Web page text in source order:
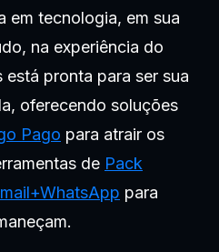
em tecnologia, em sua
na experiência do
está pronta para ser sua
oferecendo soluções
Pago para atrair os
de Pack
para